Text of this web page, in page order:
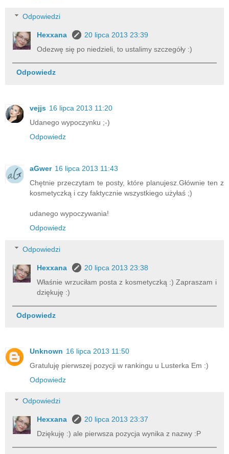
Odpowiedzi
Hexxana
20 lipca 2013 23:39
Odezwę się po niedzieli, to ustalimy szczegóły :)
Odpowiedz
vejjs 16 lipca 2013 11:20
Udanego wypoczynku ;-)
Odpowiedz
aGwer 16 lipca 2013 11:43
Chętnie przeczytam te posty, które planujesz.Głównie ten z
kosmetyczką i czy faktycznie wszystkiego użyłaś ;)
udanego wypoczywania!
Odpowiedz
Odpowiedzi
Hexxana
20 lipca 2013 23:38
Właśnie wrzuciłam posta z kosmetyczką :) Zapraszam i
dziękuję :)
Odpowiedz
Unknown 16 lipca 2013 11:50
Gratuluję pierwszej pozycji w rankingu u Lusterka Em :)
Odpowiedz
Odpowiedzi
Hexxana
20 lipca 2013 23:37
Dziękuję :) ale pierwsza pozycja wynika z nazwy :P